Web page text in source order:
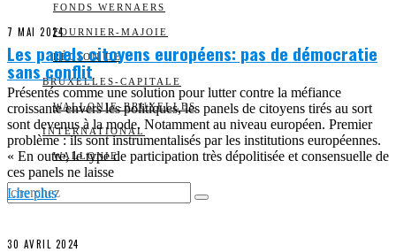
FONDS WERNAERS
FOURNIER-MAJOIE
RÉGION DE
BRUXELLES-CAPITALE
WALLONIE-BRUXELLES
INTERNATIONAL
WALLONIE
7 MAI 2024
Les panels citoyens européens: pas de démocratie
sans conflit
Présentés comme une solution pour lutter contre la méfiance
croissante envers les politiques, les panels de citoyens tirés au sort
sont devenus à la mode. Notamment au niveau européen. Premier
problème : ils sont instrumentalisés par les institutions européennes.
« En outre, le type de participation très dépolitisée et consensuelle de
ces panels ne laisse
Lire plus
30 AVRIL 2024